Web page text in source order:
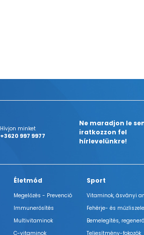
Hívjon minket
+3620 997 9977
Ne maradjon le
iratkozzon fel
hírlevelünkre!
Életmód
Megelőzés - Prevenció
Immunerősítés
Multivitaminok
C-vitaminok
Sport
Vitaminok, ásványi
Fehérje- és
Bemelegítés,
Teljesítmény-fokozók